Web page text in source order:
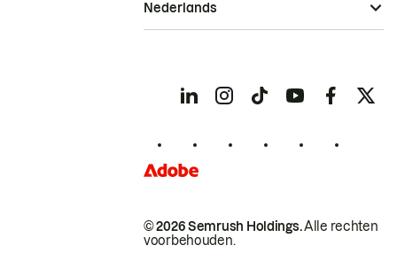
© 2026 Semrush Holdings.Alle rechten
voorbehouden.
Nederlands